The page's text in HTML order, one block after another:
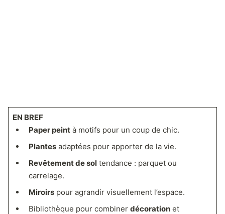
EN BREF
Paper peintà motifs pour un coup de chic.
Plantesadaptées pour apporter de la vie.
Revêtement de soltendance : parquet ou
carrelage.
Miroirspour agrandir visuellement l’espace.
Bibliothèque pour combiner décorationet